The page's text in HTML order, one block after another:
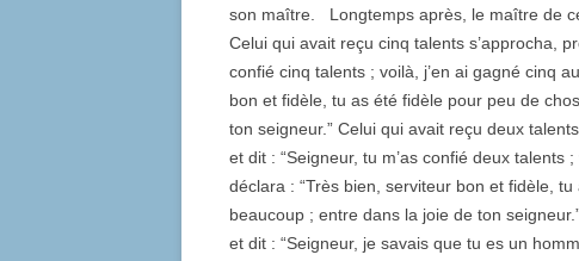
son maître. Longtemps après, le maître de
Celui qui avait reçu cinq talents s’approcha,
confié cinq talents ; voilà, j’en ai gagné cinq
bon et fidèle, tu as été fidèle pour peu de
ton seigneur.” Celui qui avait reçu deux
et dit : “Seigneur, tu m’as confié deux talents
déclara : “Très bien, serviteur bon et fidèle,
beaucoup ; entre dans la joie de ton
et dit : “Seigneur, je savais que tu es un